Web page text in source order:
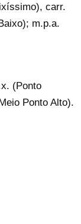
carr.
m.p.a.
(Ponto
Ponto Alto).